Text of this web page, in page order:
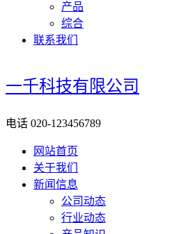
产品
综合
联系我们
一千科技有限公司
电话 020-123456789
网站首页
关于我们
新闻信息
公司动态
行业动态